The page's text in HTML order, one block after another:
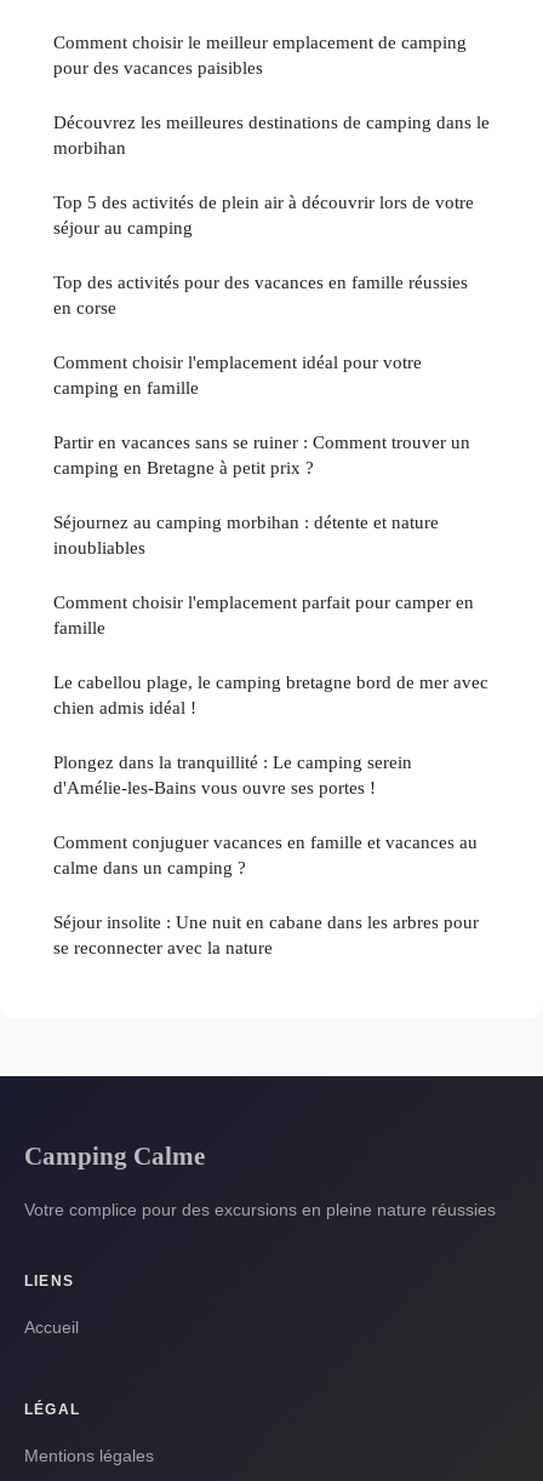
Comment choisir le meilleur emplacement de camping
pour des vacances paisibles
Découvrez les meilleures destinations de camping dans le
morbihan
Top 5 des activités de plein air à découvrir lors de votre
séjour au camping
Top des activités pour des vacances en famille réussies
en corse
Comment choisir l'emplacement idéal pour votre
camping en famille
Partir en vacances sans se ruiner : Comment trouver un
camping en Bretagne à petit prix ?
Séjournez au camping morbihan : détente et nature
inoubliables
Comment choisir l'emplacement parfait pour camper en
famille
Le cabellou plage, le camping bretagne bord de mer avec
chien admis idéal !
Plongez dans la tranquillité : Le camping serein
d'Amélie-les-Bains vous ouvre ses portes !
Comment conjuguer vacances en famille et vacances au
calme dans un camping ?
Séjour insolite : Une nuit en cabane dans les arbres pour
se reconnecter avec la nature
Camping Calme
Votre complice pour des excursions en pleine nature réussies
LIENS
Accueil
LÉGAL
Mentions légales